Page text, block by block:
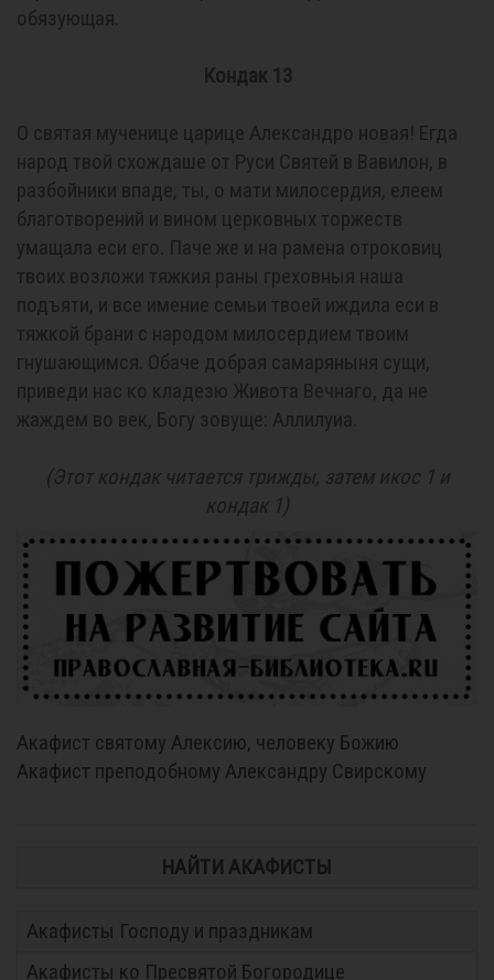
обязующая.
Кондак 13
О святая мученице царице Александро новая! Егда
народ твой схождаше от Руси Святей в Вавилон, в
разбойники впаде, ты, о мати милосердия, елеем
благотворений и вином церковных торжеств
умащала еси его. Паче же и на рамена отроковиц
твоих возложи тяжкия раны греховныя наша
подъяти, и все имение семьи твоей иждила еси в
тяжкой брани с народом милосердием твоим
гнушающимся. Обаче добрая самаряныня сущи,
приведи нас ко кладезю Живота Вечнаго, да не
жаждем во век, Богу зовуще: Аллилуиа.
(Этот кондак читается трижды, затем икос 1 и
кондак 1)
Акафист святому Алексию, человеку Божию
Акафист преподобному Александру Свирскому
НАЙТИ АКАФИСТЫ
Акафисты Господу и праздникам
Акафисты ко Пресвятой Богородице